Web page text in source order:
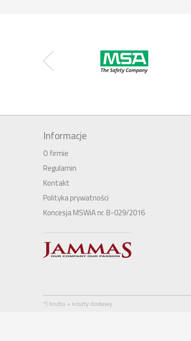
Informacje
O firmie
Regulamin
Kontakt
Polityka prywatności
Koncesja MSWiA nr. B-029/2016
*) brutto + koszty dostawy